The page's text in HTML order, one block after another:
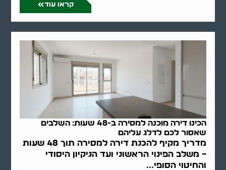
קראו עוד
הכינו דירה מוכנה למסירה ב-48 שעות: השלבים
שאסור לכם לדלג עליהם
מדריך מקיף להכנת דירה למסירה תוך 48 שעות
– משלב הפינוי הראשוני ועד הניקיון היסודי
והחיטוי הסופי...